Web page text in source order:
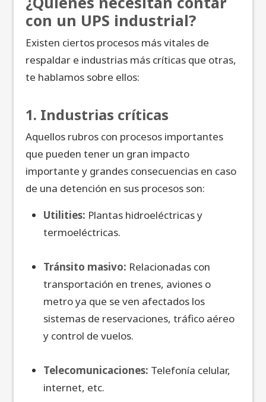
con un UPS industrial?
Existen ciertos procesos más vitales de
respaldar e industrias más críticas que otras,
te hablamos sobre ellos:
1. Industrias críticas
Aquellos rubros con procesos importantes
que pueden tener un gran impacto
importante y grandes consecuencias en caso
de una detención en sus procesos son:
Utilities: Plantas hidroeléctricas y
termoeléctricas.
Tránsito masivo: Relacionadas con
transportación en trenes, aviones o
metro ya que se ven afectados los
sistemas de reservaciones, tráfico aéreo
y control de vuelos.
Telecomunicaciones: Telefonía celular,
internet, etc.